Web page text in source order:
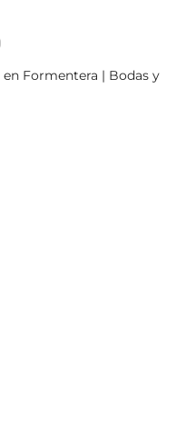
Formentera | Bodas y